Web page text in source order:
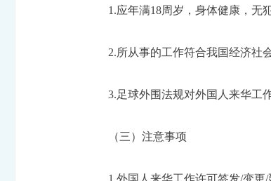
1.应年满18周岁，身体健康，无
2.所从事的工作符合我国经济社
3.足球外围法规对外国人来华工
（三）注意事项
1.外国人来华工作许可签发/变